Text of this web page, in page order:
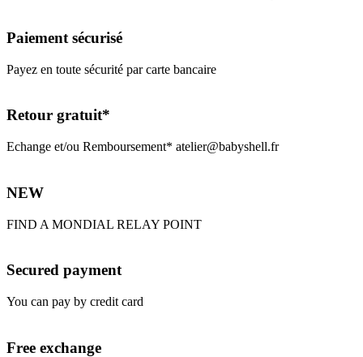
Paiement sécurisé
Payez en toute sécurité par carte bancaire
Retour gratuit*
Echange et/ou Remboursement* atelier@babyshell.fr
NEW
FIND A MONDIAL RELAY POINT
Secured payment
You can pay by credit card
Free exchange